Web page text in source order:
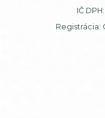
IČ
Registrácia: